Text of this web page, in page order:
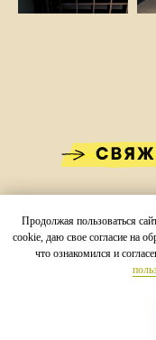
НАВЕРХ
Продолжая пользоваться
cookie, даю свое согласие на
что ознакомился и